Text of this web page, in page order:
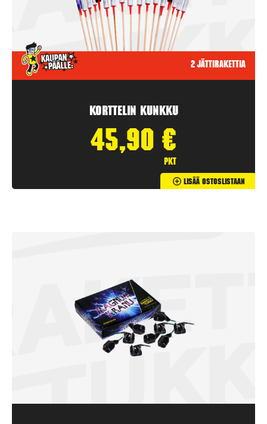
2 jättirakettia
Korttelin kunkku
45,90 €
pkt
Lisää Ostoslistaan